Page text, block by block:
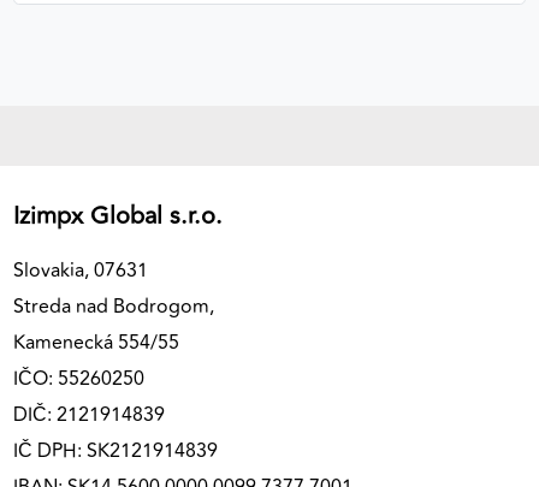
Izimpx Global s.r.o.
Slovakia, 07631
Streda nad Bodrogom,
Kamenecká 554/55
IČO: 55260250
DIČ: 2121914839
IČ DPH: SK2121914839